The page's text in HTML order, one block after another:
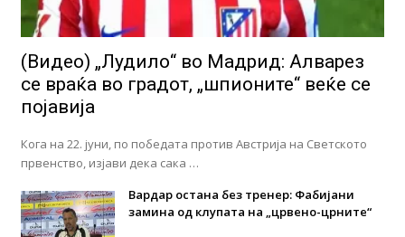
(Видео) „Лудило“ во Мадрид: Алварез
се враќа во градот, „шпионите“ веќе се
појавија
Кога на 22. јуни, по победата против Австрија на Светското
првенство, изјави дека сака …
Вардар остана без тренер: Фабијани
замина од клупата на „црвено-црните“